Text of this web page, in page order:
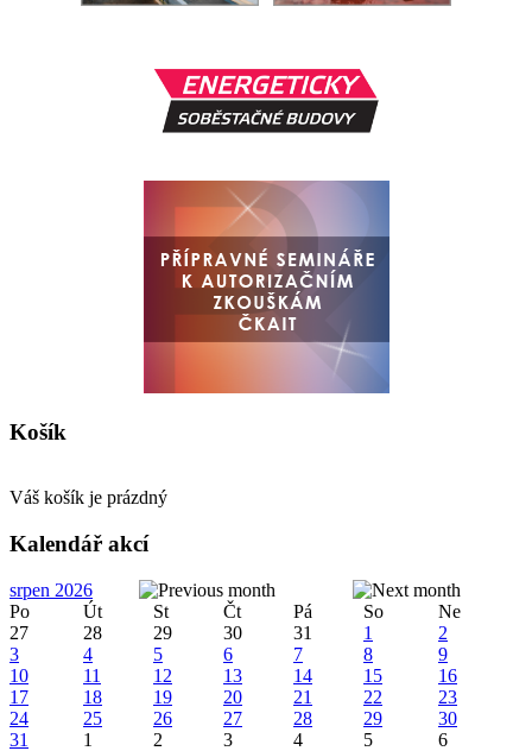
Košík
Váš košík je prázdný
Kalendář akcí
srpen 2026
Po
Út St Čt Pá So
Ne
27
28 29 30 31 1
2
3
4 5 6 7 8
9
10
11 12 13 14 15
16
17
18 19 20 21 22
23
24
25 26 27 28 29
30
31
1 2 3 4 5 6